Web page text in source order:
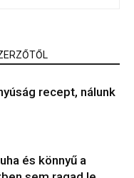
recept, nálunk
és könnyű a